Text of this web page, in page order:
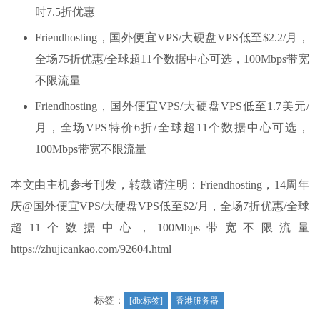
时7.5折优惠
Friendhosting，国外便宜VPS/大硬盘VPS低至$2.2/月，
全场75折优惠/全球超11个数据中心可选，100Mbps带宽
不限流量
Friendhosting，国外便宜VPS/大硬盘VPS低至1.7美元/
月，全场VPS特价6折/全球超11个数据中心可选，
100Mbps带宽不限流量
本文由主机参考刊发，转载请注明：Friendhosting，14周年
庆@国外便宜VPS/大硬盘VPS低至$2/月，全场7折优惠/全球
超11个数据中心，100Mbps带宽不限流量
https://zhujicankao.com/92604.html
标签： [db:标签] 香港服务器